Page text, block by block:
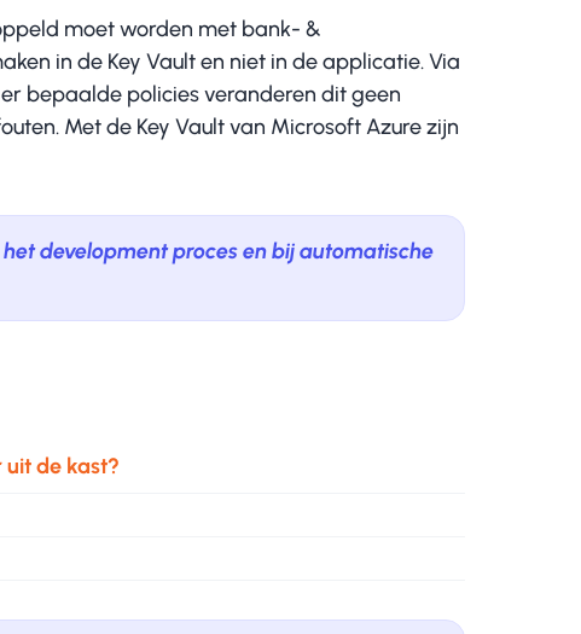
moet worden met bank- &
in de Key Vault en niet in de applicatie. Via
bepaalde policies veranderen dit geen
Met de Key Vault van Microsoft Azure zijn
development proces en bij automatische
uit de kast?